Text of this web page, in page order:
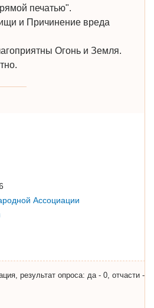
печатью".
и Причинение вреда
Огонь и Земля.
результат опроса: да - 0, отчасти -